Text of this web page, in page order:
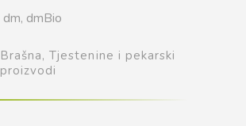
dm, dmBio
Brašna, Tjestenine i pekarski
proizvodi